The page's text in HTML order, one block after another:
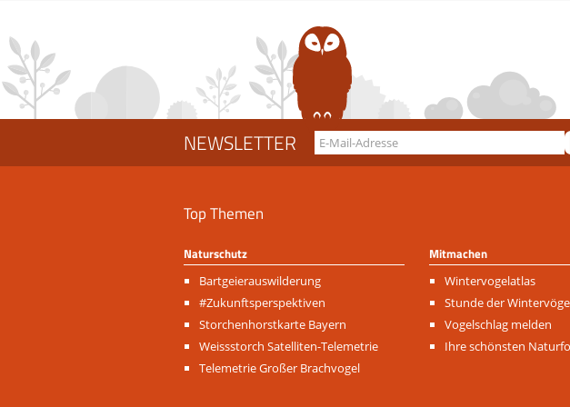
NEWSLETTER
Top Themen
Naturschutz
Navigation
überspringen
Bartgeierauswilderung
#Zukunftsperspektiven
Storchenhorstkarte Bayern
Weissstorch Satelliten-Telemetrie
Telemetrie Großer Brachvogel
Mitmachen
Navigation
überspringen
Wintervogelatlas
Stunde der
Vogelschlag melden
Ihre schönsten